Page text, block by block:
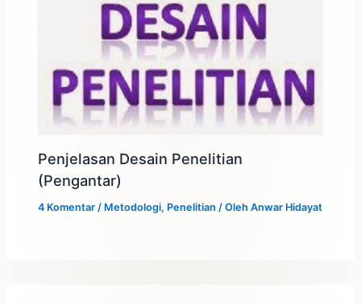
Penjelasan Desain Penelitian
(Pengantar)
4 Komentar / Metodologi, Penelitian / OlehAnwar Hidayat